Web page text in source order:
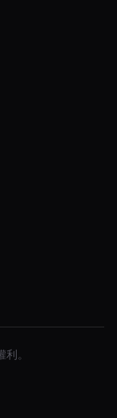
。